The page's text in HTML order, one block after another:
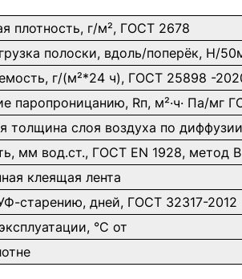
плотность, г/м², ГОСТ 2678
полоски, вдоль/поперёк, H/
г/(м²*24 ч), ГОСТ 25898 -
паропроницанию, Rп, м²·ч· Па/мг
толщина слоя воздуха по
мм вод.ст., ГОСТ EN 1928, метод В
клеящая лента
старению, дней, ГОСТ 32317-2012
°С от